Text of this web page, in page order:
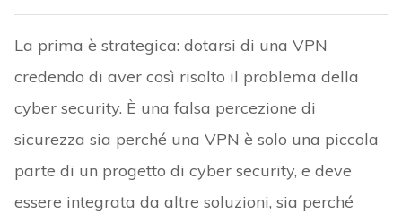
La prima è strategica: dotarsi di una VPN
credendo di aver così risolto il problema della
cyber security. È una falsa percezione di
sicurezza sia perché una VPN è solo una piccola
parte di un progetto di cyber security, e deve
essere integrata da altre soluzioni, sia perché